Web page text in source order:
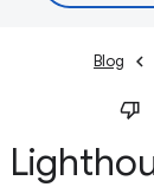
Blog